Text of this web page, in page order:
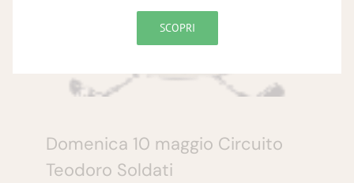
Domenica 10 maggio Circuito
Teodoro Soldati
SCOPRI